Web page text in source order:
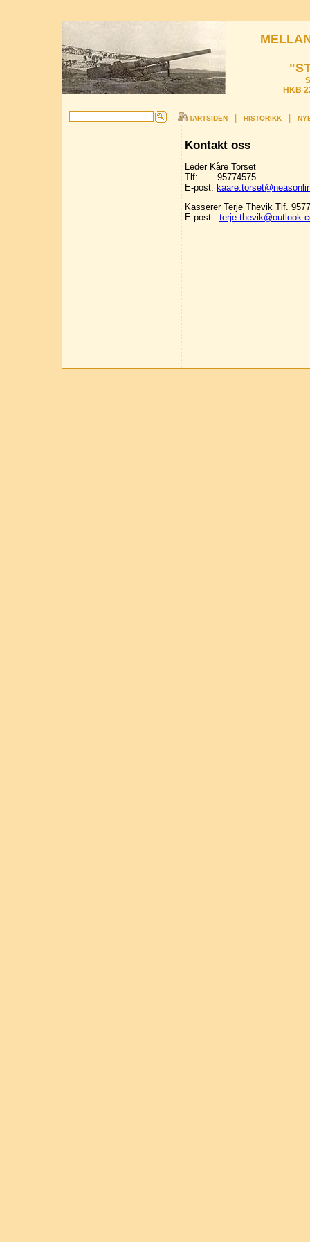
HKB
STARTSIDEN HISTORIKK
Kontakt oss
Leder Kåre Torset
Tlf: 95774575
E-post:
Kasserer Terje Thevik Tlf.
E-post :